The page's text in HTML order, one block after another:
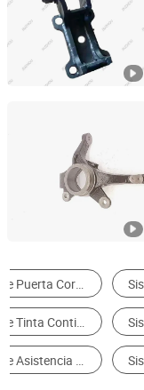
Shandong, China
Hebei Daimosi Auto
Hebei, China
Remolque para
Camión de
Tractor